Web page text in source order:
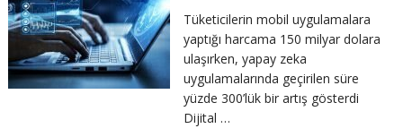
Tüketicilerin mobil uygulamalara
yaptığı harcama 150 milyar dolara
ulaşırken, yapay zeka
uygulamalarında geçirilen süre
yüzde 300’lük bir artış gösterdi
Dijital …